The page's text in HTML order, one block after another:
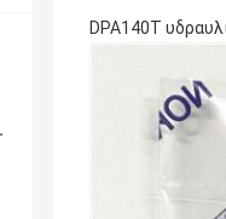
DPA140T